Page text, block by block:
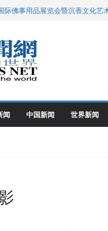
际佛事用品展览会暨沉香文化艺
青少年儿童绘画比赛颁奖典礼多
伦多骄傲大游行 与市民分享竞选
举拉开帷幕 多名华人候选人宣布
闻 中国新闻 世界新闻